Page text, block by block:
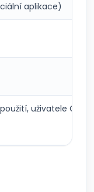
aplikace)
uživatele